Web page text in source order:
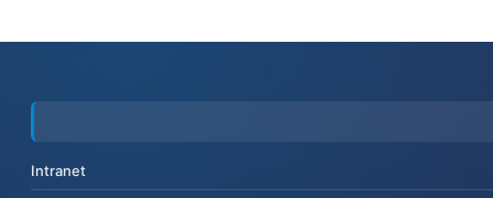
Intranet